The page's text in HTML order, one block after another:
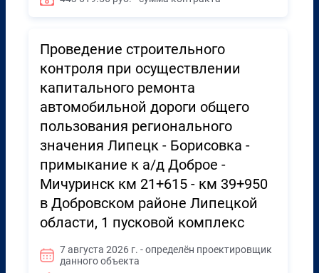
Проведение строительного
контроля при осуществлении
капитального ремонта
автомобильной дороги общего
пользования регионального
значения Липецк - Борисовка -
примыкание к а/д Доброе -
Мичуринск км 21+615 - км 39+950
в Добровском районе Липецкой
области, 1 пусковой комплекс
7 августа 2026 г. - определён проектировщик
данного объекта